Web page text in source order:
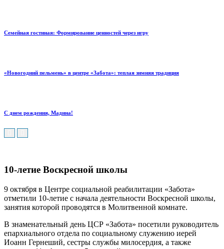
Семейная гостиная: Формирование ценностей через игру
«Новогодний пельмень» в центре «Забота»: теплая зимняя традиция
С днем рождения, Мадина!
10-летие Воскресной школы
9 октября в Центре социальной реабилитации «Забота»
отметили 10-летие с начала деятельности Воскресной школы,
занятия которой проводятся в Молитвенной комнате.
В знаменательный день ЦСР «Забота» посетили руководитель
епархиального отдела по социальному служению иерей
Иоанн Гернеший, сестры службы милосердия, а также